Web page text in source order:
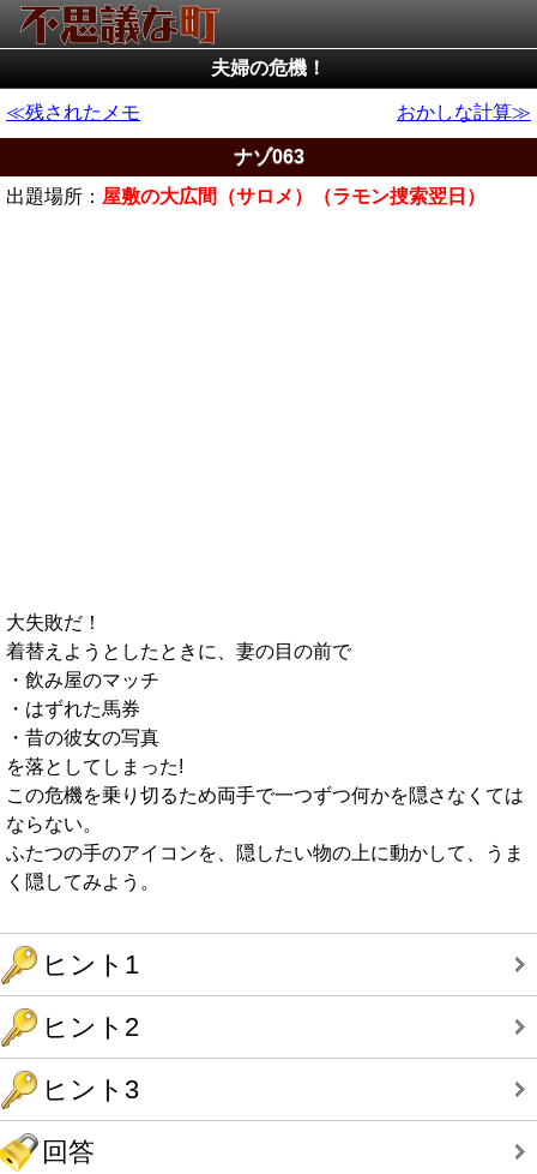
夫婦の危機！
残されたメモ おかしな計算
ナゾ063
出題場所： 屋敷の大広間（サロメ）（ラモン捜索翌日）
大失敗だ！
着替えようとしたときに、妻の目の前で
・飲み屋のマッチ
・はずれた馬券
・昔の彼女の写真
を落としてしまった!
この危機を乗り切るため両手で一つずつ何かを隠さなくては
ならない。
ふたつの手のアイコンを、隠したい物の上に動かして、うま
く隠してみよう。
ヒント1
ヒント2
ヒント3
回答